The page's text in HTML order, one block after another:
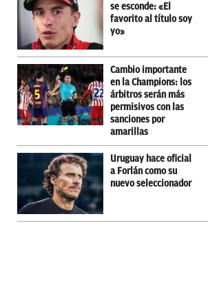
se esconde: «El
favorito al título soy
yo»
Cambio importante
en la Champions: los
árbitros serán más
permisivos con las
sanciones por
amarillas
Uruguay hace oficial
a Forlán como su
nuevo seleccionador